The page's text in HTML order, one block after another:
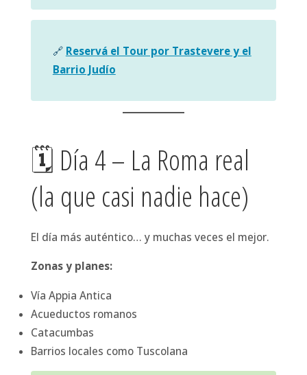
🔗 Reservá el Tour por Trastevere y el
Barrio Judío
🗓 Día 4 – La Roma real
(la que casi nadie hace)
El día más auténtico… y muchas veces el mejor.
Zonas y planes:
Vía Appia Antica
Acueductos romanos
Catacumbas
Barrios locales como Tuscolana